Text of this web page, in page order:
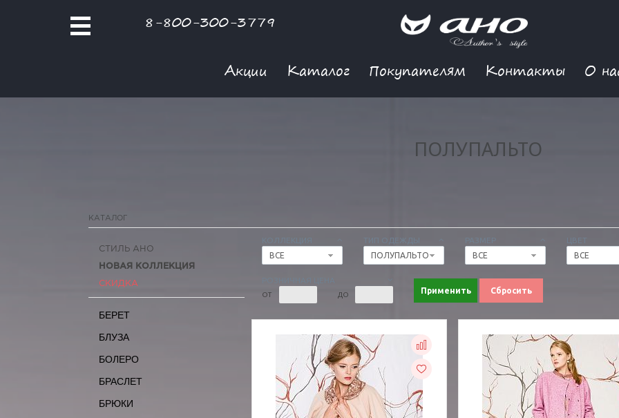
8-800-300-3779
Акции Каталог Покупателям Контакты О
ПОЛУПАЛЬТО
КАТАЛОГ
КОЛЛЕКЦИЯ
ВСЕ
ТИП ОДЕЖДЫ
ПОЛУПАЛЬТО
РАЗМЕР
ВСЕ
ЦВЕТ
ВСЕ
ОТ ДО Применить Сбросить
СТИЛЬ АНО
НОВАЯ КОЛЛЕКЦИЯ
СКИДКА
БЕРЕТ
БЛУЗА
БОЛЕРО
БРАСЛЕТ
БРЮКИ